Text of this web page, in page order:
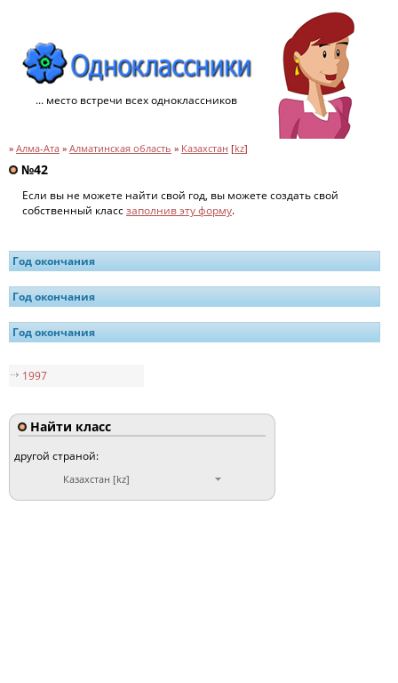
... место встречи всех одноклассников
» Алма-Ата » Алматинская область » Казахстан [kz]
№42
Если вы не можете найти свой год, вы можете создать свой
собственный классзаполнив эту форму.
Год окончания
Год окончания
Год окончания
1997
Найти класс
другой страной:
Казахстан [kz]